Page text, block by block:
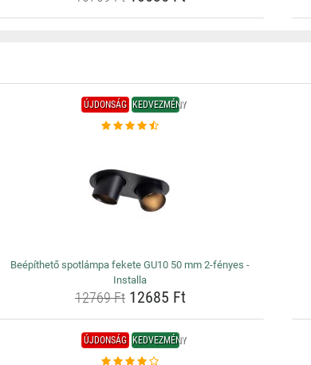
ÚJDONSÁG KEDVEZMÉNY
Beépíthető spotlámpa fekete GU10 50 mm 2-fényes -
Installa
12769 Ft12685 Ft
ÚJDONSÁG KEDVEZMÉNY